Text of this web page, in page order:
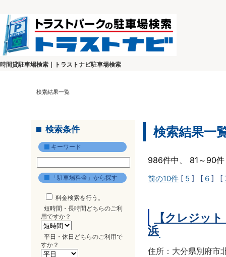
時間貸駐車場検索｜トラストナビ駐車場検索
検索結果一覧
検索条件
キーワード
「駐車場料金」から探す
料金検索を行う。
短時間・長時間どちらのご利
用ですか？
平日・休日どちらのご利用で
すか？
検索結果一
986件中、 81～90
前の10件 [ 5 ] [ 6 ] [
【クレジッ
浜
住所：大分県別府市